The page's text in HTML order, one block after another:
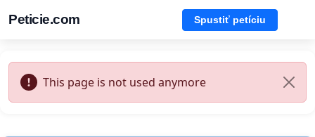
Peticie.com Spustiť petíciu
This page is not used anymore